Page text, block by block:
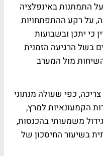
התמתנות באינפלציה
על רקע ההתפתחויות
כי יתכן ובשבועות
בשל הרגיעה הזמנית
מול המערב
כפי שעולה מנתוני
הקמעונאיות למרץ,
משמעותי בהכנסות,
בשיעור החיסכון של